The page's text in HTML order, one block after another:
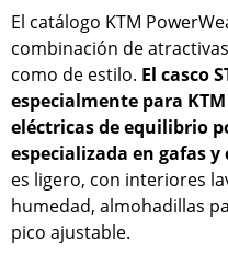
El catálogo KTM
combinación de
como de estilo. El casco
especialmente para
eléctricas de equilibrio
especializada en gafas y
es ligero, con interiores
humedad, almohadillas
pico ajustable.